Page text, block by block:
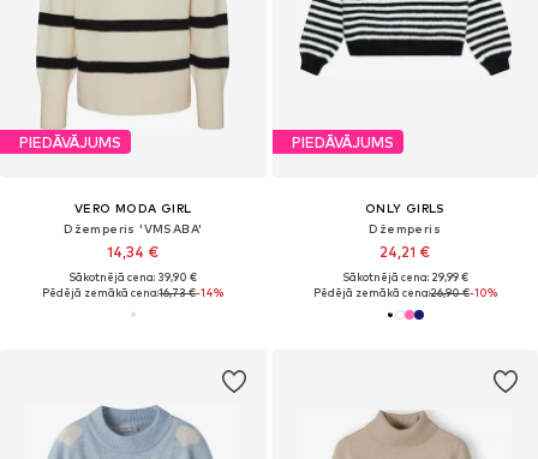
PIEDĀVĀJUMS
VERO MODA GIRL
Džemperis 'VMSABA'
14,34 €
Sākotnējā cena: 39,90 €
Pēdējā zemākā cena:16,73 €-14%
PIEDĀVĀJUMS
ONLY GIRLS
Džemperis
24,21 €
Sākotnējā cena: 29,99 €
Pēdējā zemākā cena:26,90 €-10%